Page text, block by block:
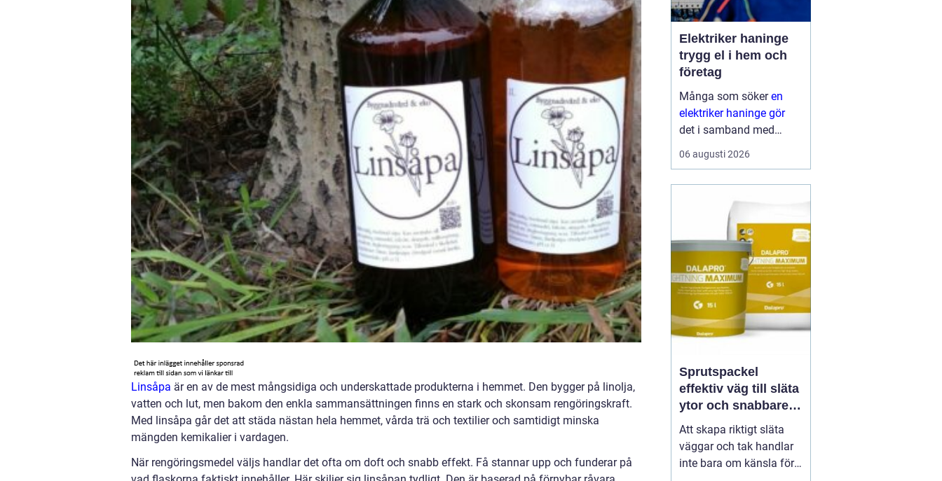
Linsåpa är en av de mest mångsidiga och underskattade produkterna i hemmet. Den bygger på linolja,
vatten och lut, men bakom den enkla sammansättningen finns en stark och skonsam rengöringskraft.
Med linsåpa går det att städa nästan hela hemmet, vårda trä och textilier och samtidigt minska
mängden kemikalier i vardagen.
När rengöringsmedel väljs handlar det ofta om doft och snabb effekt. Få stannar upp och funderar på
Elektriker haninge
trygg el i hem och
företag
Många som sökeren
elektriker haninge gör
det i samband med
renovering,
nybyggnation eller när
självklar del av
vardagen, men samtidigt
ett område där sm...
06 augusti 2026
Sprutspackel
effektiv väg till släta
ytor och snabbare
arbete
Att skapa riktigt släta
väggar och tak handlar
inte bara om känsla för